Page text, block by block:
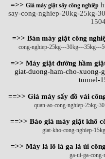
=>> Giá máy giặt sấy công nghiệp
say-cong-nghiep-20kg-25kg-
=>> Bán máy giặt công
cong-nghiep-25kg---30kg---35kg---
=>> Máy giặt đường hầm
giat-duong-ham-cho-xuong-
tunnel-
==>> Giá máy sấy đồ vải
quan-ao-cong-nghiep-25kg-
==>> Báo giá máy giặt khô
giat-kho-cong-nghiep-
=>> Máy là lô là ga là ủi
ga-ui-ga-